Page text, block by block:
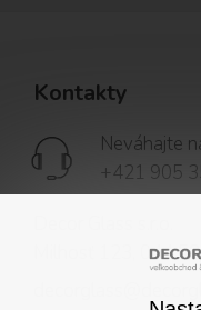
Kontakty
Neváhajte
+421 905
Milhosť 123, 044 58